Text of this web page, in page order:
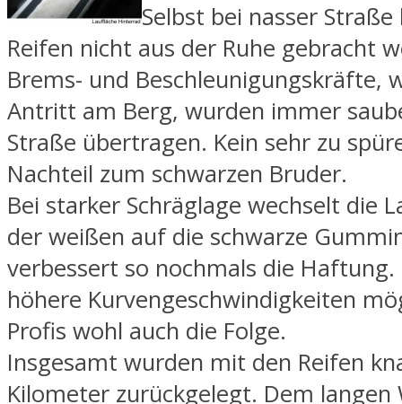
Selbst bei nasser
Reifen nicht aus der Ruhe gebracht
Brems- und Beschleunigungskräfte,
Antritt am Berg, wurden immer
Straße übertragen. Kein sehr zu
Nachteil zum schwarzen Bruder.
Bei starker Schräglage wechselt die
der weißen auf die schwarze
verbessert so nochmals die Haftung.
höhere Kurvengeschwindigkeiten
Profis wohl auch die Folge.
Insgesamt wurden mit den Reifen
Kilometer zurückgelegt. Dem langen